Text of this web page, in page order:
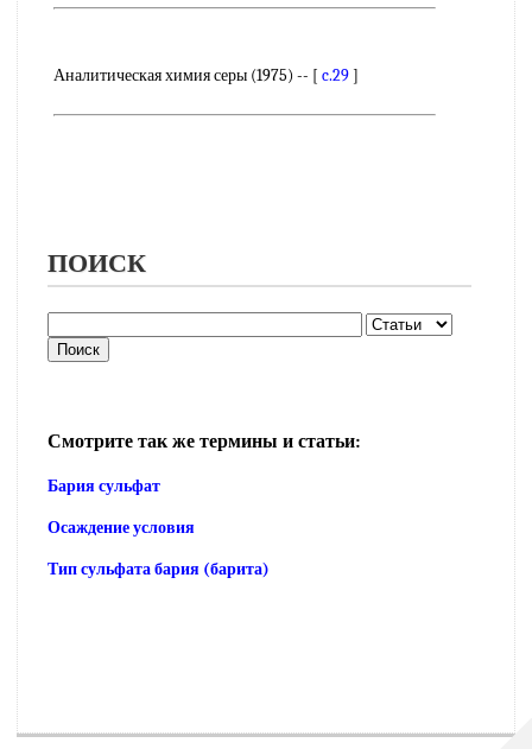
Аналитическая химия серы (1975) -- [ c.29]
ПОИСК
Смотрите так же термины и статьи:
Бария сульфат
Осаждение условия
Тип сульфата бария (барита)